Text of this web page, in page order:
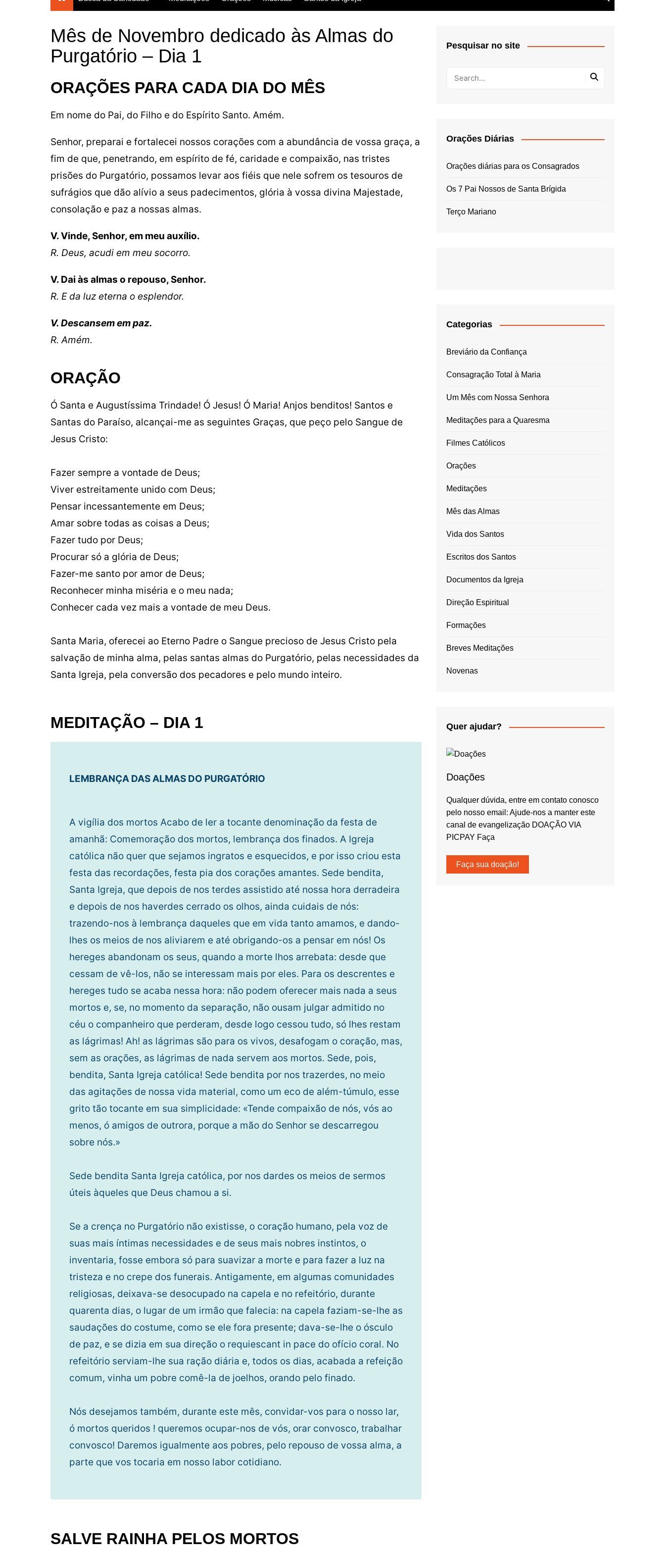
todos os dias do ano
Breviário da Confiança
Um Mês com Maria
Quaresma
Consagração Total à Virgem
Vida dos Santos
Mês de Novembro dedicado às Almas do
Purgatório – Dia 1
ORAÇÕES PARA CADA DIA DO MÊS
Em nome do Pai, do Filho e do Espírito Santo. Amém.
Senhor, preparai e fortalecei nossos corações com a abundância de vossa graça, a
fim de que, penetrando, em espírito de fé, caridade e compaixão, nas tristes
prisões do Purgatório, possamos levar aos fiéis que nele sofrem os tesouros de
sufrágios que dão alívio a seus padecimentos, glória à vossa divina Majestade,
consolação e paz a nossas almas.
V. Vinde, Senhor, em meu auxílio.
R. Deus, acudi em meu socorro.
V. Dai às almas o repouso, Senhor.
R. E da luz eterna o esplendor.
V. Descansem em paz.
R. Amém.
ORAÇÃO
Ó Santa e Augustíssima Trindade! Ó Jesus! Ó Maria! Anjos benditos! Santos e
Santas do Paraíso, alcançai-me as seguintes Graças, que peço pelo Sangue de
Jesus Cristo:
Fazer sempre a vontade de Deus;
Viver estreitamente unido com Deus;
Pensar incessantemente em Deus;
Amar sobre todas as coisas a Deus;
Fazer tudo por Deus;
Procurar só a glória de Deus;
Fazer-me santo por amor de Deus;
Reconhecer minha miséria e o meu nada;
Conhecer cada vez mais a vontade de meu Deus.
Santa Maria, oferecei ao Eterno Padre o Sangue precioso de Jesus Cristo pela
salvação de minha alma, pelas santas almas do Purgatório, pelas necessidades da
Santa Igreja, pela conversão dos pecadores e pelo mundo inteiro.
MEDITAÇÃO – DIA 1
LEMBRANÇA DAS ALMAS DO PURGATÓRIO
A vigília dos mortos Acabo de ler a tocante denominação da festa de
amanhã: Comemoração dos mortos, lembrança dos finados. A Igreja
católica não quer que sejamos ingratos e esquecidos, e por isso criou esta
festa das recordações, festa pia dos corações amantes. Sede bendita,
Santa Igreja, que depois de nos terdes assistido até nossa hora derradeira
e depois de nos haverdes cerrado os olhos, ainda cuidais de nós:
trazendo-nos à lembrança daqueles que em vida tanto amamos, e dando-
lhes os meios de nos aliviarem e até obrigando-os a pensar em nós! Os
hereges abandonam os seus, quando a morte lhos arrebata: desde que
cessam de vê-los, não se interessam mais por eles. Para os descrentes e
hereges tudo se acaba nessa hora: não podem oferecer mais nada a seus
mortos e, se, no momento da separação, não ousam julgar admitido no
céu o companheiro que perderam, desde logo cessou tudo, só lhes restam
as lágrimas! Ah! as lágrimas são para os vivos, desafogam o coração, mas,
sem as orações, as lágrimas de nada servem aos mortos. Sede, pois,
bendita, Santa Igreja católica! Sede bendita por nos trazerdes, no meio
das agitações de nossa vida material, como um eco de além-túmulo, esse
grito tão tocante em sua simplicidade: «Tende compaixão de nós, vós ao
menos, ó amigos de outrora, porque a mão do Senhor se descarregou
sobre nós.»
Sede bendita Santa Igreja católica, por nos dardes os meios de sermos
úteis àqueles que Deus chamou a si.
Se a crença no Purgatório não existisse, o coração humano, pela voz de
suas mais íntimas necessidades e de seus mais nobres instintos, o
inventaria, fosse embora só para suavizar a morte e para fazer a luz na
tristeza e no crepe dos funerais. Antigamente, em algumas comunidades
religiosas, deixava-se desocupado na capela e no refeitório, durante
quarenta dias, o lugar de um irmão que falecia: na capela faziam-se-lhe as
saudações do costume, como se ele fora presente; dava-se-lhe o ósculo
de paz, e se dizia em sua direção o requiescant in pace do ofício coral. No
refeitório serviam-lhe sua ração diária e, todos os dias, acabada a refeição
comum, vinha um pobre comê-la de joelhos, orando pelo finado.
Nós desejamos também, durante este mês, convidar-vos para o nosso lar,
ó mortos queridos ! queremos ocupar-nos de vós, orar convosco, trabalhar
convosco! Daremos igualmente aos pobres, pelo repouso de vossa alma, a
parte que vos tocaria em nosso labor cotidiano.
SALVE RAINHA PELOS MORTOS
Pesquisar no site
Orações Diárias
Orações diárias para os Consagrados
Os 7 Pai Nossos de Santa Brígida
Terço Mariano
Categorias
Breviário da Confiança
Consagração Total à Maria
Um Mês com Nossa Senhora
Meditações para a Quaresma
Filmes Católicos
Orações
Meditações
Mês das Almas
Vida dos Santos
Escritos dos Santos
Documentos da Igreja
Direção Espiritual
Formações
Breves Meditações
Novenas
Quer ajudar?
Doações
Qualquer dúvida, entre em contato conosco
pelo nosso email: Ajude-nos a manter este
canal de evangelização DOAÇÃO VIA
PICPAY Faça
Faça sua doação!